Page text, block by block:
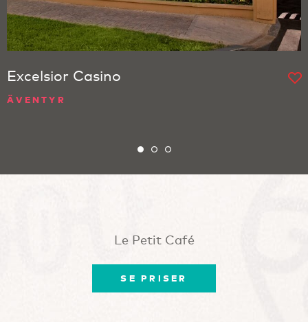
Excelsior Casino
ÄVENTYR
Le Petit Café
SE PRISER